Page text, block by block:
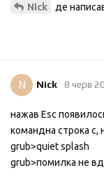
Nick де
N Nick 8 черв
нажав Esc
командна строка c,
grub>quiet splash
grub>помилка не